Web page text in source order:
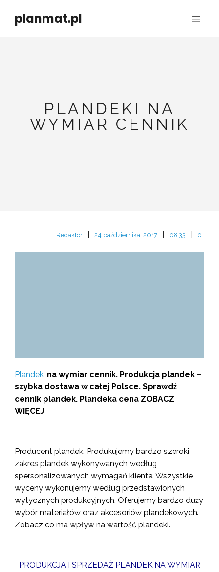
planmat.pl
PLANDEKI NA
WYMIAR CENNIK
Redaktor 24 października, 2017 08:33 0
Plandeki na wymiar cennik. Produkcja plandek –
szybka dostawa w całej Polsce. Sprawdź
cennik plandek. Plandeka cena ZOBACZ
WIĘCEJ
Producent plandek. Produkujemy bardzo szeroki
zakres plandek wykonywanych według
spersonalizowanych wymagań klienta. Wszystkie
wyceny wykonujemy według przedstawionych
wytycznych produkcyjnych. Oferujemy bardzo duży
wybór materiałów oraz akcesoriów plandekowych.
Zobacz co ma wpływ na wartość plandeki.
PRODUKCJA I SPRZEDAŻ PLANDEK NA WYMIAR